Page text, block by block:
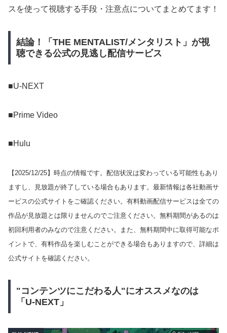
スを使って視聴する手段・注意点についてまとめてます！
結論！「THE MENTALIST/メンタリスト」が視
聴できる公式の見逃し配信サービス
■U-NEXT
■Prime Video
■Hulu
【2025/12/25】時点の情報です。配信状況は変わっている可能性もあり
ますし、見放題が終了している場合もあります。最新情報は各社動画サ
ービスの公式サイトをご確認ください。有料動画配信サービスは全ての
作品が見放題とは限りませんのでご注意ください。無料期間があるのは
初回利用者のみなので注意ください。また、無料期間中に取得可能なポ
イントで、有料作品を楽しむことができる場合もありますので、詳細は
公式サイトを確認ください。
"コンテンツにこだわる人"にオススメなのは
「U-NEXT」